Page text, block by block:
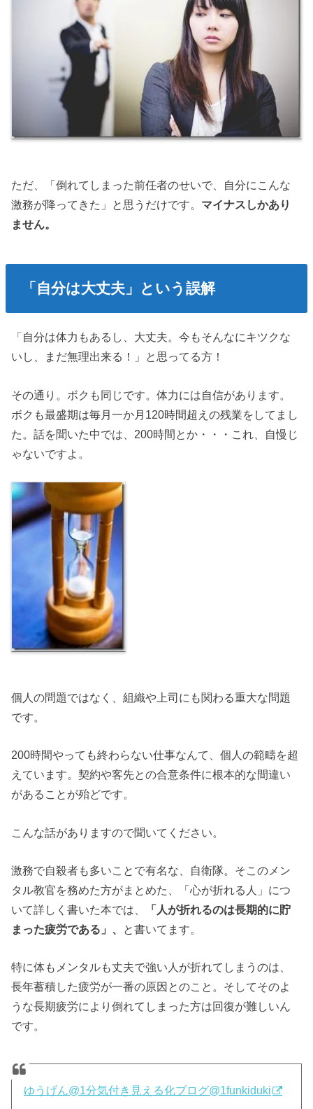
ただ、「倒れてしまった前任者のせいで、自分にこんな
激務が降ってきた」と思うだけです。 マイナスしかあり
ません。
「自分は大丈夫」という誤解
「自分は体力もあるし、大丈夫。今もそんなにキツクな
いし、まだ無理出来る！」と思ってる方！
その通り。ボクも同じです。体力には自信があります。
ボクも最盛期は毎月一か月120時間超えの残業をしてまし
た。話を聞いた中では、200時間とか・・・これ、自慢じ
ゃないですよ。
個人の問題ではなく、組織や上司にも関わる重大な問題
です。
200時間やっても終わらない仕事なんて、個人の範疇を超
えています。契約や客先との合意条件に根本的な間違い
があることが殆どです。
こんな話がありますので聞いてください。
激務で自殺者も多いことで有名な、自衛隊。そこのメン
タル教官を務めた方がまとめた、「心が折れる人」につ
いて詳しく書いた本では、
「人が折れるのは長期的に貯
まった疲労である」、 と書いてます。
特に体もメンタルも丈夫で強い人が折れてしまうのは、
長年蓄積した疲労が一番の原因とのこと。そしてそのよ
うな長期疲労により倒れてしまった方は回復が難しいん
です。
ゆうげん@1分気付き見える化ブログ@1funkiduki